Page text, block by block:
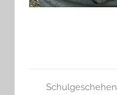
Schulgeschehen